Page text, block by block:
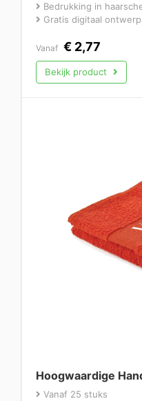
Bedrukking in
Gratis digitaal
Vanaf € 2,77
Bekijk product
Hoogwaardige
Vanaf 25 stuks